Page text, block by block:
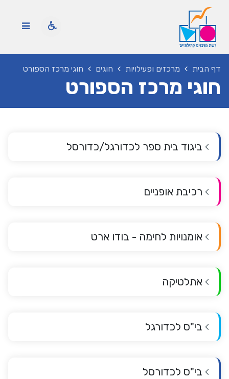
דף הבית מרכזים ופעילויות חוגים חוגי מרכז הספורט
חוגי מרכז הספורט
ביגוד בית ספר לכדורגל/כדורסל
רכיבת אופניים
אומנויות לחימה - בודו ארט
אתלטיקה
בי"ס לכדורגל
בי"ס לכדורסל